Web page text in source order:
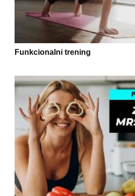
Funkcionalni trening